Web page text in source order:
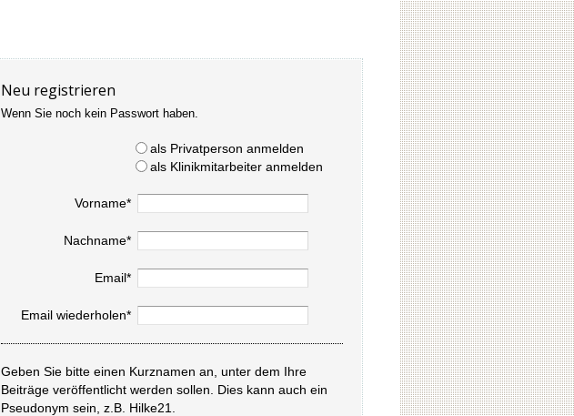
Neu registrieren
Wenn Sie noch kein Passwort haben.
als Privatperson anmelden
als Klinikmitarbeiter anmelden
Vorname*
Nachname*
Email*
Email wiederholen*
Geben Sie bitte einen Kurznamen an, unter dem Ihre
Beiträge veröffentlicht werden sollen. Dies kann auch ein
Pseudonym sein, z.B. Hilke21.